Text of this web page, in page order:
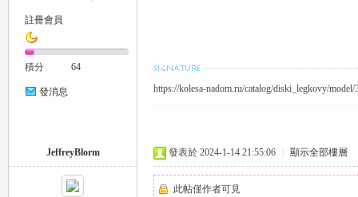
註冊會員
積分 64
發消息 https://kolesa-nadom.ru/catalog/diski_legkovy/
JeffreyBlorm 發表於 2024-1-14 21:55:06 顯示全部樓層
此帖僅作者可見